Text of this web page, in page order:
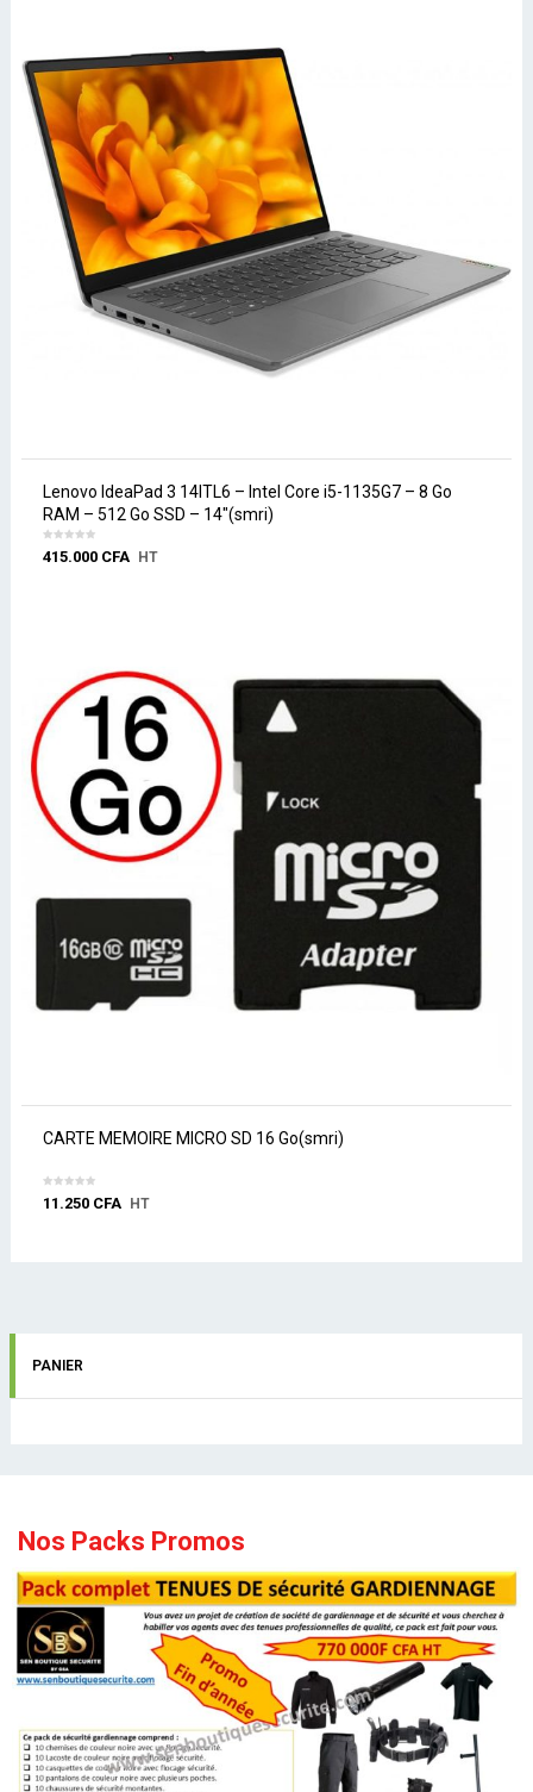
Lenovo IdeaPad 3 14ITL6 – Intel Core i5-1135G7 – 8 Go
RAM – 512 Go SSD – 14″(smri)
415.000 CFA HT
CARTE MEMOIRE MICRO SD 16 Go(smri)
11.250 CFA HT
PANIER
Nos Packs Promos